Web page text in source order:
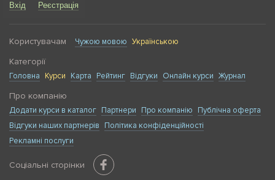
Вхід Реєстрація
Користувачам Чужою мовою Українською
Категорії
Головна Курси Карта Рейтинг Відгуки Онлайн курси Журнал
Про компанію
Додати курси в каталог Партнери Про компанію
Публічна оферта
Відгуки наших партнерів
Політика конфіденційності
Рекламні послуги
Соціальні сторінки